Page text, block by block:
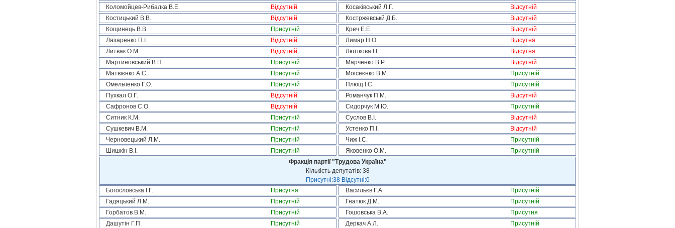
Коломойцев-Рибалка В.Е.
Відсутній Косаківський Л.Г.
Відсутній
Костицький В.В.
Відсутній Костржевськй Д.Б.
Відсутній
Кощинець В.В.
Присутній Креч Е.Е.
Відсутній
Лазаренко П.І.
Відсутній Лимар Н.О.
Відсутня
Литвак О.М.
Відсутній Лютікова І.І.
Відсутня
Мартиновський В.П.
Присутній Марченко В.Р.
Відсутній
Матвієнко А.С.
Присутній Моісеєнко В.М.
Присутній
Омельченко Г.О.
Присутній Плющ І.С.
Присутній
Пухкал О.Г.
Відсутній Романчук П.М.
Відсутній
Сафронов С.О.
Відсутній Сидорчук М.Ю.
Присутній
Ситник К.М.
Присутній Суслов В.І.
Відсутній
Сушкевич В.М.
Присутній Устенко П.І.
Відсутній
Черновецький Л.М.
Присутній Чиж І.С.
Присутній
Шишкін В.І.
Присутній Яковенко О.М.
Присутній
Фракція партії "Трудова Україна"
Кількість депутатів: 38
Присутні:38 Відсутні:0
Богословська І.Г.
Присутня Васильєв Г.А.
Присутній
Гадяцький Л.М.
Присутній Гнатюк Д.М.
Присутній
Горбатов В.М.
Присутній Гошовська В.А.
Присутня
Дашутін Г.П.
Присутній Деркач А.Л.
Присутній